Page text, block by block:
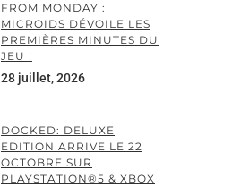
FROM MONDAY :
MICROIDS DÉVOILE LES
PREMIÈRES MINUTES DU
JEU !
28 juillet, 2026
DOCKED: DELUXE
EDITION ARRIVE LE 22
OCTOBRE SUR
PLAYSTATION®5 & XBOX